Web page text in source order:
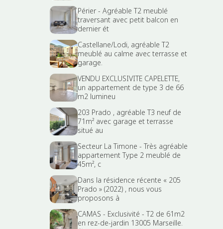
Périer - Agréable T2 meublé
traversant avec petit balcon en
dernier ét
Castellane/Lodi, agréable T2
meublé au calme avec terrasse et
garage.
VENDU EXCLUSIVITE CAPELETTE,
un appartement de type 3 de 66
m2 lumineu
203 Prado , agréable T3 neuf de
71m² avec garage et terrasse
situé au
Secteur La Timone - Très agréable
appartement Type 2 meublé de
45m², c
Dans la résidence récente « 205
Prado » (2022) , nous vous
proposons à
CAMAS - Exclusivité - T2 de 61m2
en rez-de-jardin 13005 Marseille.